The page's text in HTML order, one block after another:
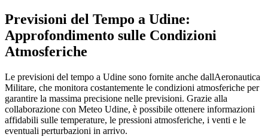
Previsioni del Tempo a Udine:
Approfondimento sulle Condizioni
Atmosferiche
Le previsioni del tempo a Udine sono fornite anche dallAeronautica
Militare, che monitora costantemente le condizioni atmosferiche per
garantire la massima precisione nelle previsioni. Grazie alla
collaborazione con Meteo Udine, è possibile ottenere informazioni
affidabili sulle temperature, le pressioni atmosferiche, i venti e le
eventuali perturbazioni in arrivo.